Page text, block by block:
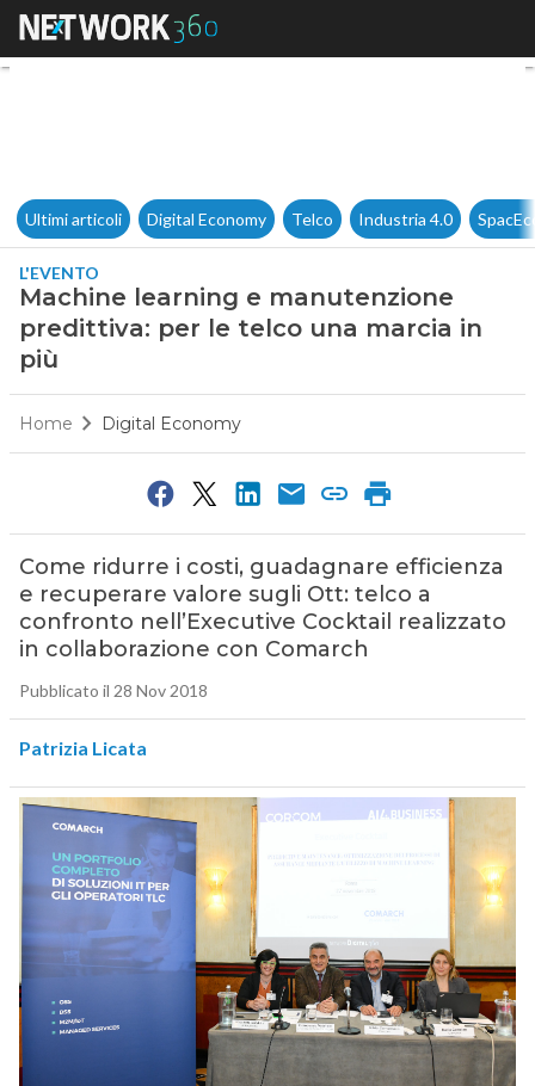
Machine learning e
Ultimi articoli Digital Economy Telco Industria 4.0
L'EVENTO
Machine learning e manutenzione
predittiva: per le telco una marcia in
più
Home Digital Economy
Come ridurre i costi, guadagnare efficienza
e recuperare valore sugli Ott: telco a
confronto nell’Executive Cocktail realizzato
in collaborazione con Comarch
Pubblicato il 28 Nov 2018
Patrizia Licata